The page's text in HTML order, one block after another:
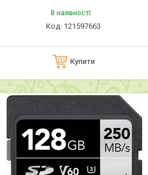
В наявності
121597663
Купити